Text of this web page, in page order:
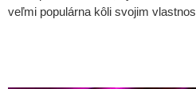
veľmi populárna kôli svojim